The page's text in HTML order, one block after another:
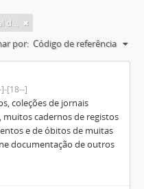
Biblioteca Pública e Arquivo Regional de Ponta Delgada
por: Código de referência
[18--]
coleções de jornais
muitos cadernos de registos
e de óbitos de muitas
documentação de outros